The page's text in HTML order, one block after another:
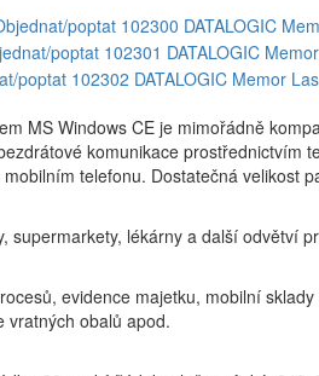
MS Windows CE je mimořádně
komunikace prostřednictvím
telefonu. Dostatečná velikost
supermarkety, lékárny a další odvětví
evidence majetku, mobilní
vratných obalů apod.